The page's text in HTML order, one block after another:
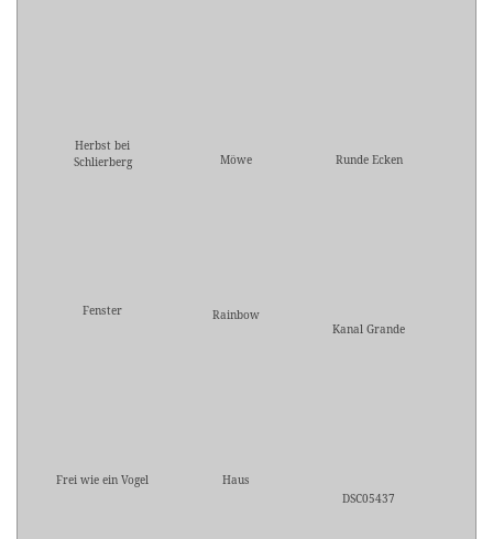
Herbst bei
Schlierberg
Möwe Runde Ecken
Fenster
Rainbow
Kanal Grande
Frei wie ein Vogel
Haus
DSC05437